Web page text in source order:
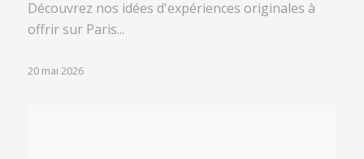
Découvrez nos idées d'expériences originales à
offrir sur Paris...
20 mai 2026